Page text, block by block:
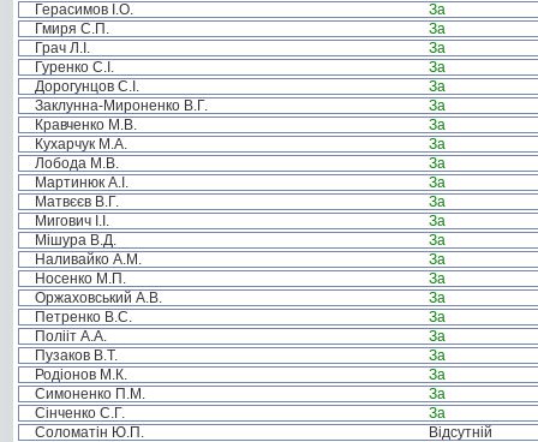
Герасимов І.О.
За
Гмиря С.П.
За
Грач Л.І.
За
Гуренко С.І.
За
Дорогунцов С.І.
За
Заклунна-Мироненко В.Г.
За
Кравченко М.В.
За
Кухарчук М.А.
За
Лобода М.В.
За
Мартинюк А.І.
За
Матвєєв В.Г.
За
Мигович І.І.
За
Мішура В.Д.
За
Наливайко А.М.
За
Носенко М.П.
За
Оржаховський А.В.
За
Петренко В.С.
За
Полііт А.А.
За
Пузаков В.Т.
За
Родіонов М.К.
За
Симоненко П.М.
За
Сінченко С.Г.
За
Соломатін Ю.П.
Відсутній